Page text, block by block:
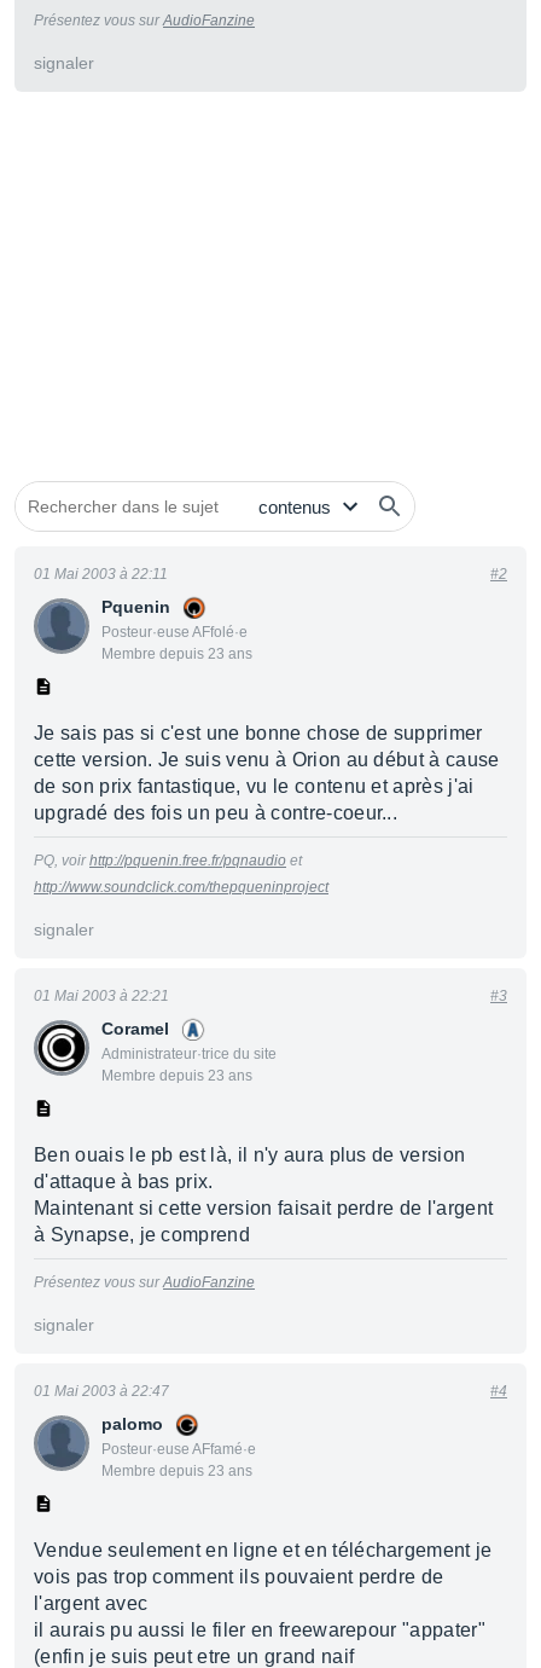
Présentez vous surAudioFanzine
signaler
Pquenin
Posteur·euse AFfolé·e
Membre depuis 23 ans
01 Mai 2003 à 22:11 #2
Je sais pas si c'est une bonne chose de supprimer
cette version. Je suis venu à Orion au début à cause
de son prix fantastique, vu le contenu et après j'ai
upgradé des fois un peu à contre-coeur...
PQ, voirhttp://pquenin.free.fr/pqnaudio et
http://www.soundclick.com/thepqueninproject
signaler
Coramel
Administrateur·trice du site
Membre depuis 23 ans
01 Mai 2003 à 22:21 #3
Ben ouais le pb est là, il n'y aura plus de version
d'attaque à bas prix.
Maintenant si cette version faisait perdre de l'argent
à Synapse, je comprend
Présentez vous surAudioFanzine
signaler
palomo
Posteur·euse AFfamé·e
Membre depuis 23 ans
01 Mai 2003 à 22:47 #4
Vendue seulement en ligne et en téléchargement je
vois pas trop comment ils pouvaient perdre de
l'argent avec
il aurais pu aussi le filer en freewarepour "appater"
(enfin je suis peut etre un grand naif